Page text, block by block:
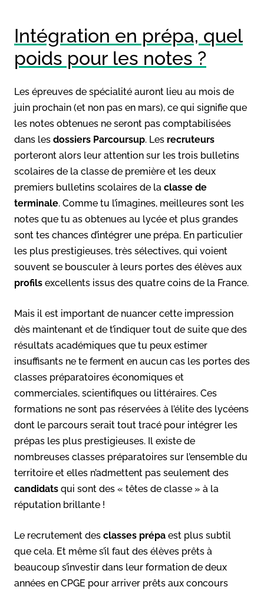
Intégration en prépa, quel
poids pour les notes ?
Les épreuves de spécialité auront lieu au mois de
juin prochain (et non pas en mars), ce qui signifie que
les notes obtenues ne seront pas comptabilisées
dans les dossiers Parcoursup. Les recruteurs
porteront alors leur attention sur les trois bulletins
scolaires de la classe de première et les deux
premiers bulletins scolaires de la classe de
terminale. Comme tu l’imagines, meilleures sont les
notes que tu as obtenues au lycée et plus grandes
sont tes chances d’intégrer une prépa. En particulier
les plus prestigieuses, très sélectives, qui voient
souvent se bousculer à leurs portes des élèves aux
profils excellents issus des quatre coins de la France.
Mais il est important de nuancer cette impression
dès maintenant et de t’indiquer tout de suite que des
résultats académiques que tu peux estimer
insuffisants ne te ferment en aucun cas les portes des
classes préparatoires économiques et
commerciales, scientifiques ou littéraires. Ces
formations ne sont pas réservées à l’élite des lycéens
dont le parcours serait tout tracé pour intégrer les
prépas les plus prestigieuses. Il existe de
nombreuses classes préparatoires sur l’ensemble du
territoire et elles n’admettent pas seulement des
candidats qui sont des « têtes de classe » à la
réputation brillante !
Le recrutement des classes prépa est plus subtil
que cela. Et même s’il faut des élèves prêts à
beaucoup s’investir dans leur formation de deux
années en CPGE pour arriver prêts aux concours